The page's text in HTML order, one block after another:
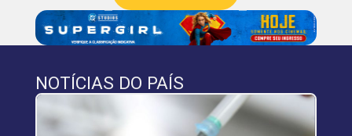
NOTÍCIAS DO PAÍS